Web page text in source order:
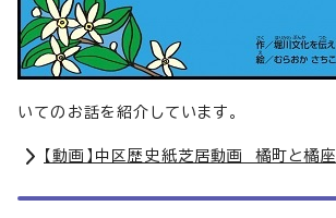
いてのお話を紹介しています。
【動画】中区歴史紙芝居動画 橘町と橘座